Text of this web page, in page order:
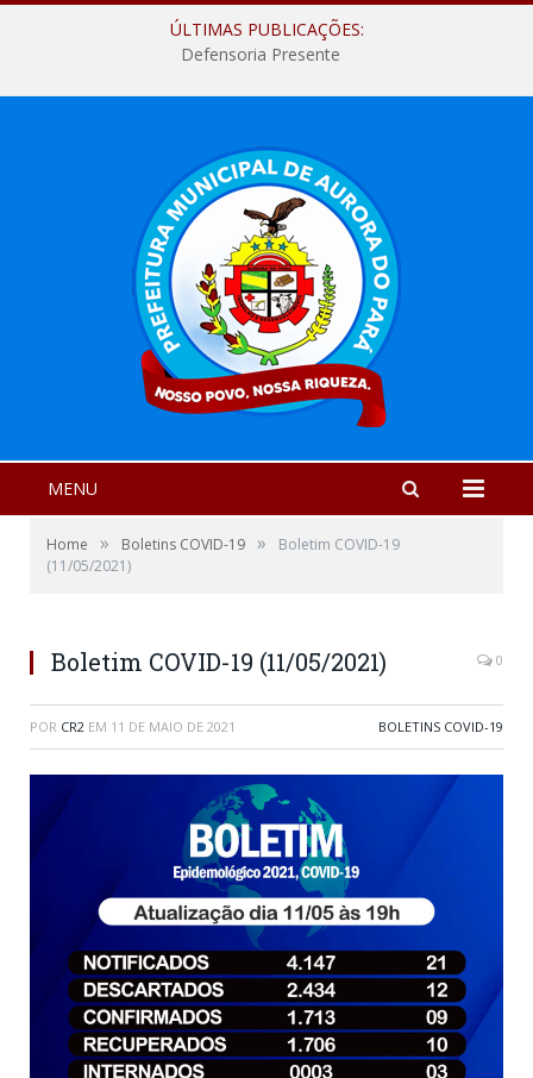
ÚLTIMAS PUBLICAÇÕES:
Defensoria Presente
MENU
Home » Boletins COVID-19 »
Boletim COVID-19
(11/05/2021)
Boletim COVID-19 (11/05/2021) 0
POR CR2 EM 11 DE MAIO DE 2021 BOLETINS COVID-19